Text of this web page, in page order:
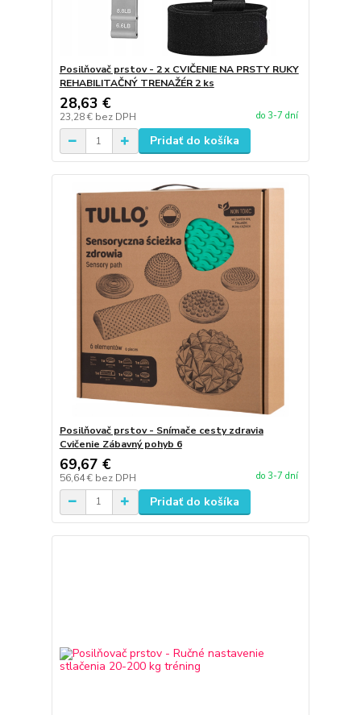
Posilňovač prstov - 2 x CVIČENIE NA PRSTY RUKY
REHABILITAČNÝ TRENAŽÉR 2 ks
28,63 €
23,28 € bez DPH do 3-7 dní
Pridať do košíka
Posilňovač prstov - Snímače cesty zdravia
Cvičenie Zábavný pohyb 6
69,67 €
56,64 € bez DPH do 3-7 dní
Pridať do košíka